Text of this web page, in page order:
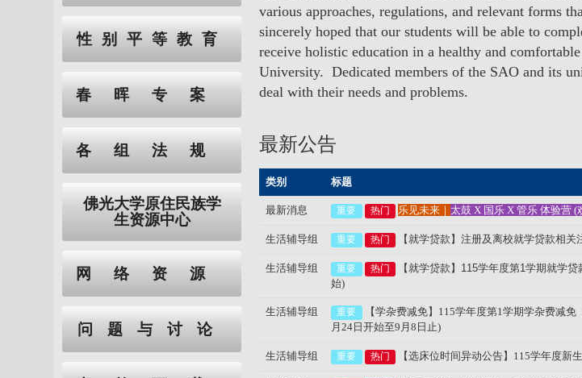
性别平等教育
春晖专案
各组法规
佛光大学原住民族学
生资源中心
网络资源
问题与讨论
various approaches, regulations, and relevant forms
sincerely hoped that our students will be able to
receive holistic education in a healthy and
University. Dedicated members of the SAO and its
deal with their needs and problems.
最新公告
类别 标题
最新消息 重要 热门 乐见未来｜ 太鼓 X 国乐 X 管乐 体验营 (
生活辅导组 重要 热门 【就学贷款】 注册及离校就学贷款相关
生活辅导组 重要 热门 【就学贷款】 115学年度第1 学期就学贷
始)
生活辅导组 重要 【学杂费减免】 115学年度第1学期学杂费减免
月24日开始至9月8日止)
生活辅导组 重要 热门 【选床位时间异动公告】115学年度新